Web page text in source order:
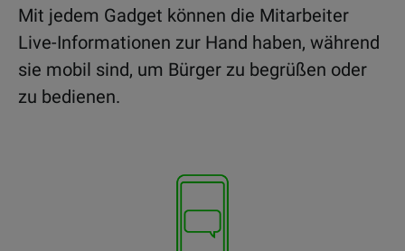
Mit jedem Gadget können die Mitarbeiter
Live-Informationen zur Hand haben, während
sie mobil sind, um Bürger zu begrüßen oder
zu bedienen.